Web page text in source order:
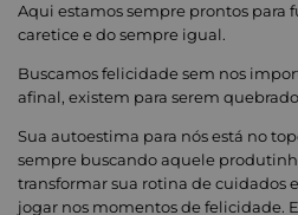
Aqui estamos sempre prontos para
caretice e do sempre igual.
Buscamos felicidade sem nos
afinal, existem para serem
Sua autoestima para nós está no
sempre buscando aquele
transformar sua rotina de cuidados
jogar nos momentos de felicidade.